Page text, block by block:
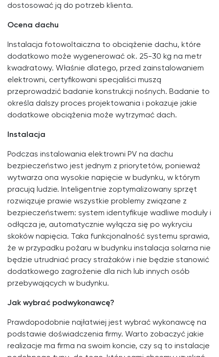
dostosować ją do potrzeb klienta.
Ocena dachu
Instalacja fotowoltaiczna to obciążenie dachu, które
dodatkowo może wygenerować ok. 25-30 kg na metr
kwadratowy. Właśnie dlatego, przed zainstalowaniem
elektrowni, certyfikowani specjaliści muszą
przeprowadzić badanie konstrukcji nośnych. Badanie to
określa dalszy proces projektowania i pokazuje jakie
dodatkowe obciążenia może wytrzymać dach.
Instalacja
Podczas instalowania elektrowni PV na dachu
bezpieczeństwo jest jednym z priorytetów, ponieważ
wytwarza ona wysokie napięcie w budynku, w którym
pracują ludzie. Inteligentnie zoptymalizowany sprzęt
rozwiązuje prawie wszystkie problemy związane z
bezpieczeństwem: system identyfikuje wadliwe moduły i
odłącza je, automatycznie wyłącza się po wykryciu
skoków napięcia. Taka funkcjonalność systemu sprawia,
że w przypadku pożaru w budynku instalacja solarna nie
będzie utrudniać pracy strażaków i nie będzie stanowić
dodatkowego zagrożenie dla nich lub innych osób
przebywających w budynku.
Jak wybrać podwykonawcę?
Prawdopodobnie najłatwiej jest wybrać wykonawcę na
podstawie doświadczenia firmy. Warto zobaczyć jakie
realizacje ma firma na swoim koncie, czy są to instalacje